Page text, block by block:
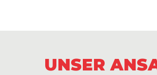
UNSER